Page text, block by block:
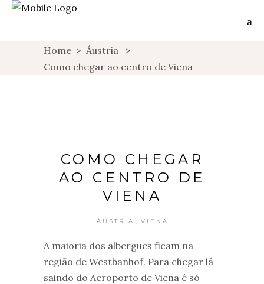
Home > Áustria
>
Como chegar ao centro de Viena
COMO CHEGAR
AO CENTRO DE
VIENA
ÁUSTRIA VIENA
A maioria dos albergues ficam na
região de Westbanhof. Para chegar lá
saindo do Aeroporto de Viena é só